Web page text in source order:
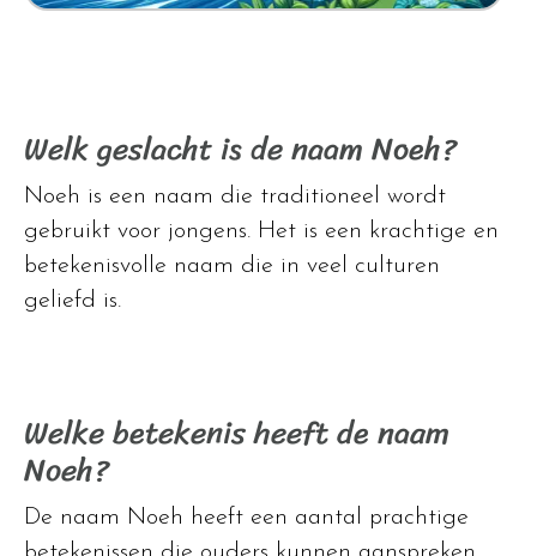
Welk geslacht is de naam Noeh?
Noeh is een naam die traditioneel wordt
gebruikt voor jongens. Het is een krachtige en
betekenisvolle naam die in veel culturen
geliefd is.
Welke betekenis heeft de naam
Noeh?
De naam Noeh heeft een aantal prachtige